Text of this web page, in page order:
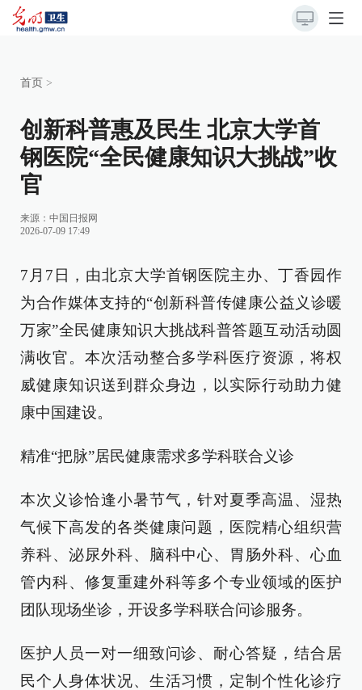
首页 >
创新科普惠及民生 北京大学首
钢医院“全民健康知识大挑战”收
官
来源： 中国日报网
2026-07-09 17:49
7月7日，由北京大学首钢医院主办、丁香园作
为合作媒体支持的“创新科普传健康公益义诊暖
万家”全民健康知识大挑战科普答题互动活动圆
满收官。本次活动整合多学科医疗资源，将权
威健康知识送到群众身边，以实际行动助力健
康中国建设。
精准“把脉”居民健康需求多学科联合义诊
本次义诊恰逢小暑节气，针对夏季高温、湿热
气候下高发的各类健康问题，医院精心组织营
养科、泌尿外科、脑科中心、胃肠外科、心血
管内科、修复重建外科等多个专业领域的医护
团队现场坐诊，开设多学科联合问诊服务。
医护人员一对一细致问诊、耐心答疑，结合居
民个人身体状况、生活习惯，定制个性化诊疗